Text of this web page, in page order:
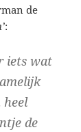
de
:
iets wat
heel
de